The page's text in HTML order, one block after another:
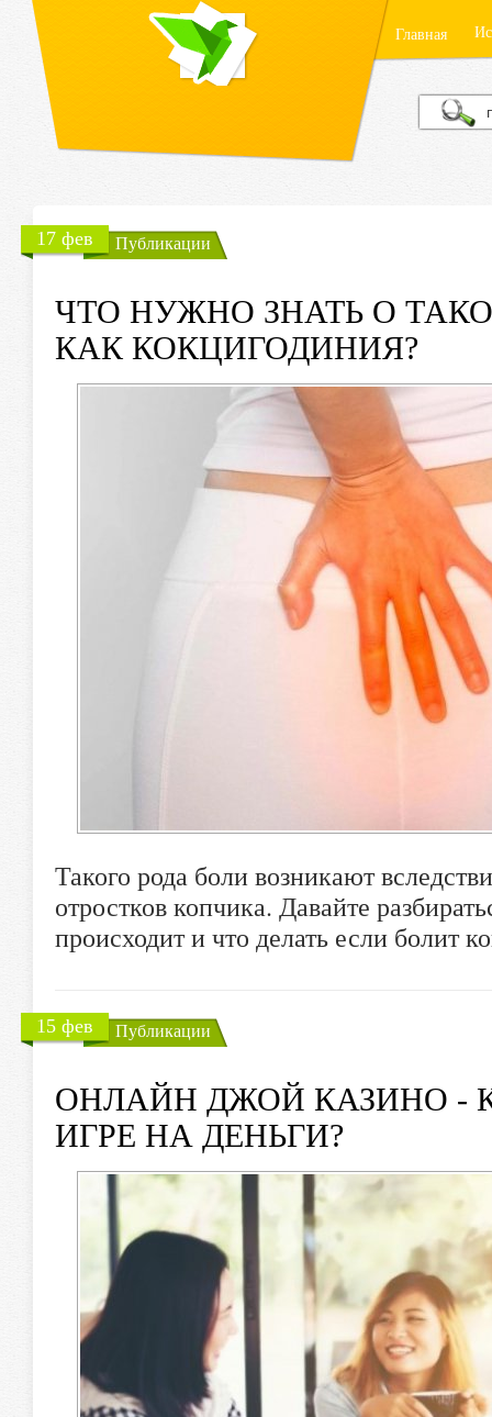
Главная
17 фев Публикации
ЧТО НУЖНО ЗНАТЬ О
КАК КОКЦИГОДИНИЯ?
Такого рода боли возникают
отростков копчика. Давайте
происходит и что делать если болит
15 фев Публикации
ОНЛАЙН ДЖОЙ КАЗИНО -
ИГРЕ НА ДЕНЬГИ?